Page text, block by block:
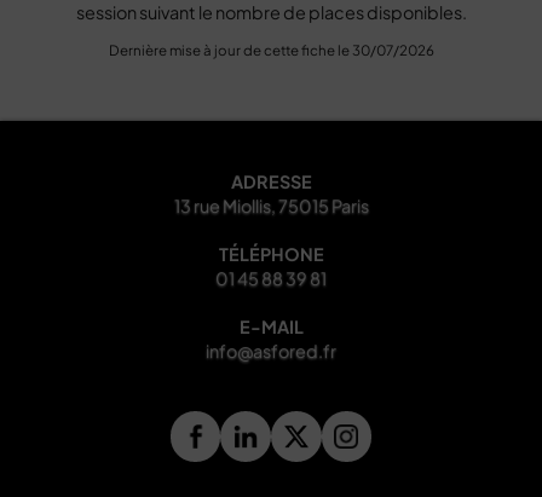
session suivant le nombre de places disponibles.
Dernière mise à jour de cette fiche le 30/07/2026
ADRESSE
13 rue Miollis, 75015 Paris
TÉLÉPHONE
01 45 88 39 81
E-MAIL
info@asfored.fr